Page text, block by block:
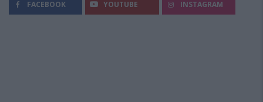
FACEBOOK YOUTUBE INSTAGRAM